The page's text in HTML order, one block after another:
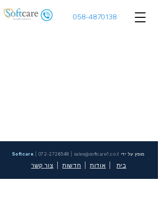
058-4870138
מופץ על ידי Softcare 072-2726548 sales@softcare1.co.il
בית אודות| חדשות| צור קשר